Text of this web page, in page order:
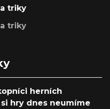
triky
triky
herních
hry dnes neumíme